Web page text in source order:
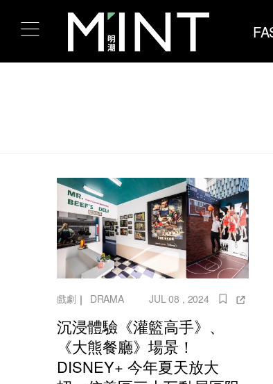
戲劇 ｜ DRAMA JUL 08 , 2024
沉浸體驗《灌籃高手》、
《大熊餐廳》場景！
DISNEY+ 今年夏天放大